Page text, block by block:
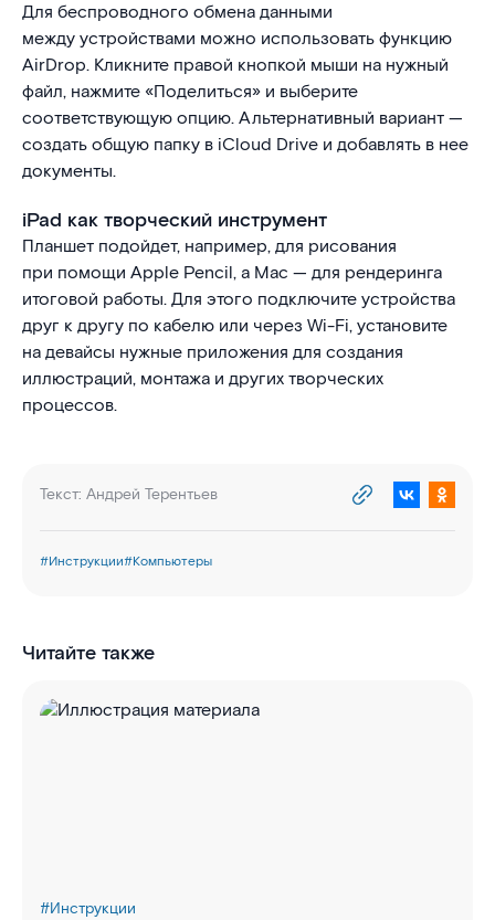
Для беспроводного обмена данными
между устройствами можно использовать функцию
AirDrop. Кликните правой кнопкой мыши на нужный
файл, нажмите «Поделиться» и выберите
соответствующую опцию. Альтернативный вариант —
создать общую папку в iCloud Drive и добавлять в нее
документы.
iPad как творческий инструмент
Планшет подойдет, например, для рисования
при помощи Apple Pencil, а Mac — для рендеринга
итоговой работы. Для этого подключите устройства
друг к другу по кабелю или через Wi-Fi, установите
на девайсы нужные приложения для создания
иллюстраций, монтажа и других творческих
процессов.
Текст: Андрей Терентьев
#Инструкции#Компьютеры
Читайте также
#Инструкции